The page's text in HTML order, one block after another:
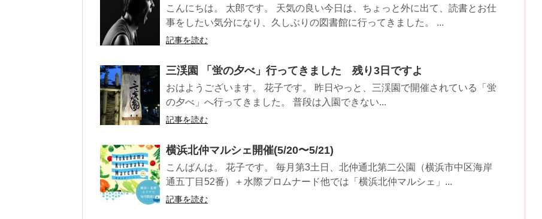
こんにちは。 太郎です。 天気の良い今日は、ちょっと外に出て、読書とお仕
事をしたい気分になり、久しぶりの図書館に行ってきました。 ...
記事を読む
三渓園 「蛍の夕べ」行ってきました 残り3日ですよ
おはようございます。 花子です。 昨日やっと、三渓園で開催されている「蛍
の夕べ」へ行ってきました。 普段は入園できない...
記事を読む
横浜北仲マルシェ開催(5/20〜5/21)
こんばんは。 花子です。 毎月第3土日、北仲通北第二公園（横浜市中区海岸
通五丁目52番）＋水際プロムナード他では「横浜北仲マルシェ」...
記事を読む